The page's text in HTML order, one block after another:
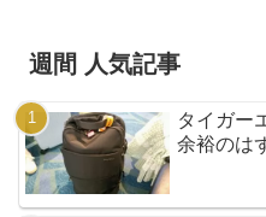
週間 人気記事
タイガー
余裕のは